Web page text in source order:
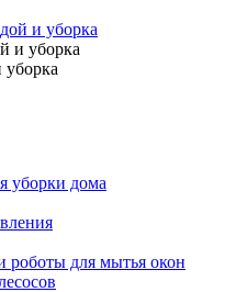
и уборка
и уборка
уборки дома
роботы для мытья окон